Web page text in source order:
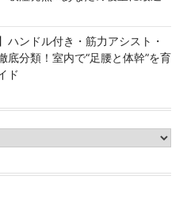
ハンドル付き・筋力アシスト・
底分類！室内で“足腰と体幹”を育
ド